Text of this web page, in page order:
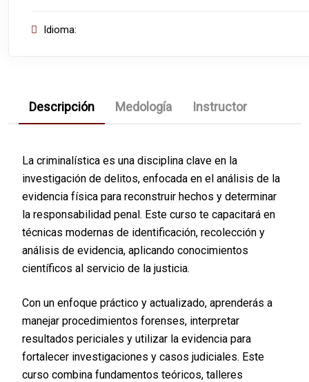
Descripción Medología Instructor
La criminalística es una disciplina clave en la
investigación de delitos, enfocada en el análisis de la
evidencia física para reconstruir hechos y determinar
la responsabilidad penal. Este curso te capacitará en
técnicas modernas de identificación, recolección y
análisis de evidencia, aplicando conocimientos
científicos al servicio de la justicia.
Con un enfoque práctico y actualizado, aprenderás a
manejar procedimientos forenses, interpretar
resultados periciales y utilizar la evidencia para
fortalecer investigaciones y casos judiciales. Este
curso combina fundamentos teóricos, talleres
Idioma: